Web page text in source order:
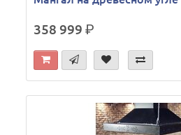
358 999р.